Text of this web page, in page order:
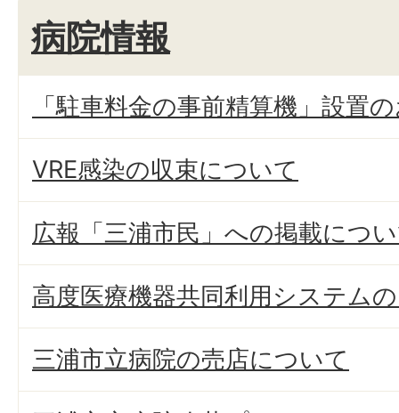
病院情報
「駐車料金の事前精算機」設置
VRE感染の収束について
広報「三浦市民」への掲載につ
高度医療機器共同利用システム
三浦市立病院の売店について